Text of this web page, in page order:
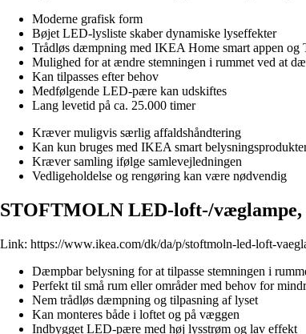
Moderne grafisk form
Bøjet LED-lysliste skaber dynamiske lyseffekter
Trådløs dæmpning med IKEA Home smart appen
Mulighed for at ændre stemningen i rummet ved at
Kan tilpasses efter behov
Medfølgende LED-pære kan udskiftes
Lang levetid på ca. 25.000 timer
Kræver muligvis særlig affaldshåndtering
Kan kun bruges med IKEA smart
Kræver samling ifølge samlevejledningen
Vedligeholdelse og rengøring kan være nødvendig
STOFTMOLN LED-loft-/væglampe,
Link: https://www.ikea.com/dk/da/p/stoftmoln-led-loft-
Dæmpbar belysning for at tilpasse stemningen i
Perfekt til små rum eller områder med behov for
Nem trådløs dæmpning og tilpasning af lyset
Kan monteres både i loftet og på væggen
Indbygget LED-pære med høj lysstrøm og lav effekt